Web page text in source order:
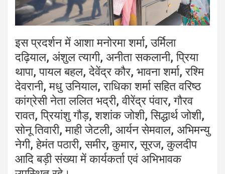
इस प्रदर्शन में आशा मनोरमा शर्मा, उर्मिला
दढ़ियाल, अंशुल त्यागी, अनीता सकलानी, प्रिया
थापा, पायल बहल, देवेंद्र कौर, भावना शर्मा, रश्मि
देवरानी, मधु उनियाल, राधिका शर्मा सहित वरिष्ठ
कांग्रेसी नेता ललित भद्री, वीरेंद्र पंवार, गौरव
रावत, प्रियांशु गौड़, शशांक जोशी, सिद्धार्थ जोशी,
सोनू तिवारी, माही जेटली, आर्यन सेमवाल, अभिमन्यु
नेगी, हेमंत पठारी, समीर, कुमार, सूरज, कुलदीप
आदि बड़ी संख्या में कार्यकर्ता एवं अभिभावक